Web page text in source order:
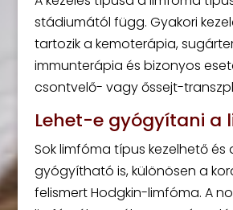
stádiumától függ. Gyakori
tartozik a kemoterápia,
immunterápia és bizonyos
csontvelő- vagy őssejt-
Lehet-e gyógyítani a
Sok limfóma típus kezelhető és
gyógyítható is, különösen a
felismert Hodgkin-limfóma. A